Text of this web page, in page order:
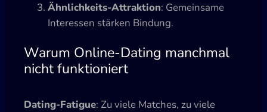
Ähnlichkeits-Attraktion: Gemeinsame
Interessen stärken Bindung.
Warum Online-Dating manchmal
nicht funktioniert
Dating-Fatigue: Zu viele Matches, zu viele